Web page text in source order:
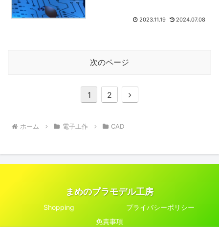
2023.11.19 2024.07.08
次のページ
1 2
次
ホーム 電子工作 CAD
まめのプラモデル工房
Shopping
プライバシーポリシー
免責事項